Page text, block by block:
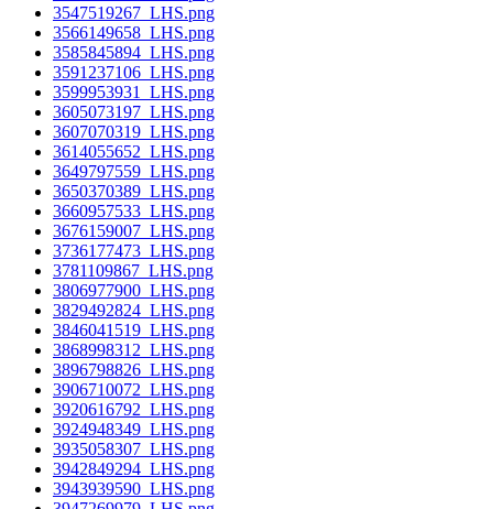
3547519267_LHS.png
3566149658_LHS.png
3585845894_LHS.png
3591237106_LHS.png
3599953931_LHS.png
3605073197_LHS.png
3607070319_LHS.png
3614055652_LHS.png
3649797559_LHS.png
3650370389_LHS.png
3660957533_LHS.png
3676159007_LHS.png
3736177473_LHS.png
3781109867_LHS.png
3806977900_LHS.png
3829492824_LHS.png
3846041519_LHS.png
3868998312_LHS.png
3896798826_LHS.png
3906710072_LHS.png
3920616792_LHS.png
3924948349_LHS.png
3935058307_LHS.png
3942849294_LHS.png
3943939590_LHS.png